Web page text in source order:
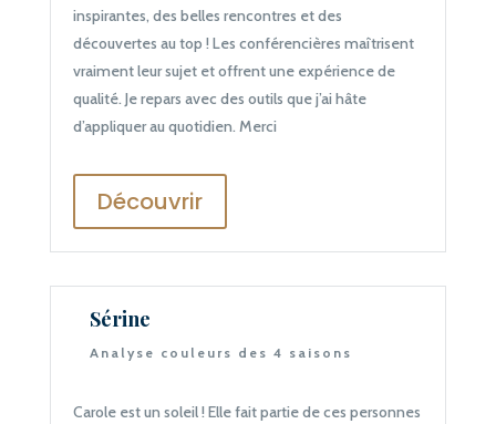
inspirantes, des belles rencontres et des
découvertes au top ! Les conférencières maîtrisent
vraiment leur sujet et offrent une expérience de
qualité. Je repars avec des outils que j’ai hâte
d’appliquer au quotidien. Merci
Découvrir
Sérine
Analyse couleurs des 4 saisons
Carole est un soleil ! Elle fait partie de ces personnes